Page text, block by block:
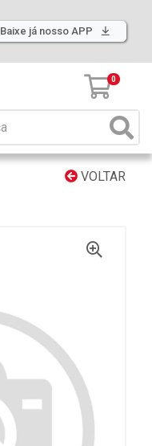
Baixe já nosso APP
0
VOLTAR